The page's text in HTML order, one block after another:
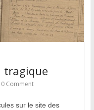
tragique
0 Comment
sur le site des